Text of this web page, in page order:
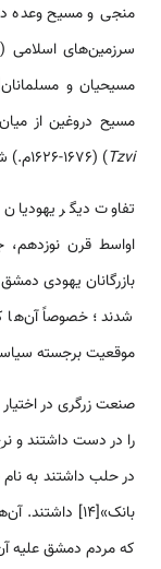
منجی و مسیح وعده
سرزمین­‌‌‌‌‌‌‌‌‌‌های
مسیح دروغین از
Tzvi) (1626-1676م.) شد.[12]
تفاوت دیگر
اواسط قرن نوزدهم،
بازرگانان یهودی
شدند؛ خصوصاً آن­‌‌‌‌‌‌‌‌‌‌ها
موقعیت برجسته
صنعت زرگری در
را در دست داشتند و
بانک»[14]
که مردم دمشق علیه